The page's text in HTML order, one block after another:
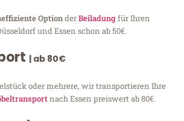
OptionderBeiladungfür Ihren
und Essen schon ab 50€.
| ab 80€
oder mehrere, wir transportieren Ihre
nach Essen preiswert ab 80€.